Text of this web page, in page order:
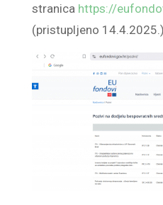
stranica https://
(pristupljeno 14.4.2025.).